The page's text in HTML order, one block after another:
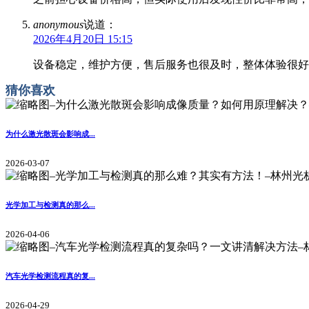
anonymous说道：
2026年4月20日 15:15
设备稳定，维护方便，售后服务也很及时，整体体验很
猜你喜欢
为什么激光散斑会影响成...
2026-03-07
光学加工与检测真的那么...
2026-04-06
汽车光学检测流程真的复...
2026-04-29